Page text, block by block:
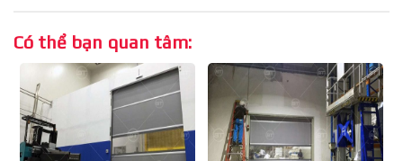
Có thể bạn quan tâm: